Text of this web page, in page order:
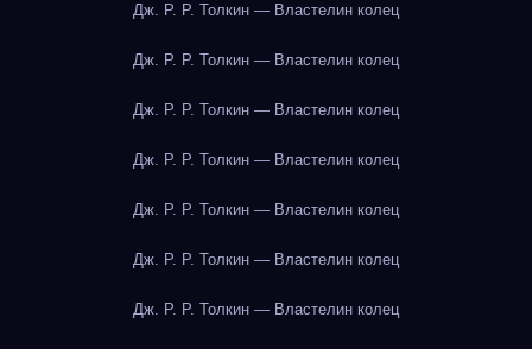
Дж. Р. Р. Толкин — Властелин колец
Дж. Р. Р. Толкин — Властелин колец
Дж. Р. Р. Толкин — Властелин колец
Дж. Р. Р. Толкин — Властелин колец
Дж. Р. Р. Толкин — Властелин колец
Дж. Р. Р. Толкин — Властелин колец
Дж. Р. Р. Толкин — Властелин колец